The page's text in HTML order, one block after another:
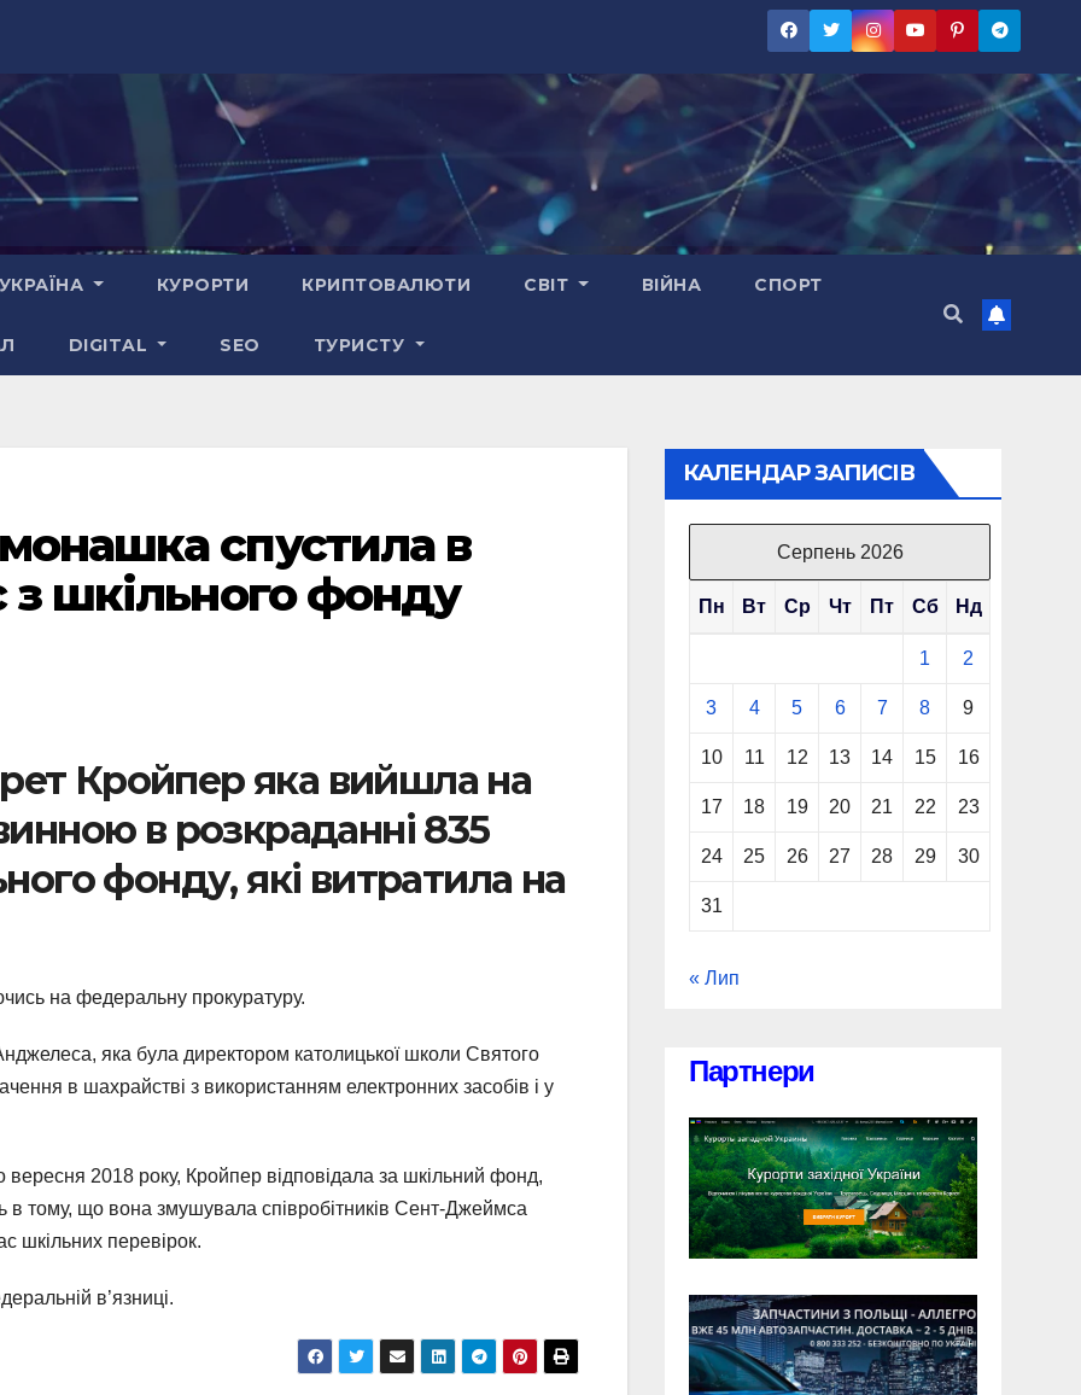
УКРАЇНА КУРОРТИ КРИПТОВАЛЮТИ СВІТ ВІЙНА СПОРТ
DIGITAL SEO ТУРИСТУ
спустила в
з шкільного фонду
Кройпер яка вийшла на
в розкраданні 835
фонду, які витратила на
на федеральну прокуратуру.
яка була директором католицької школи Святого
в шахрайстві з використанням електронних засобів і у
2018 року, Кройпер відповідала за шкільний фонд,
в тому, що вона змушувала співробітників Сент-Джеймса
шкільних перевірок.
в’язниці.
КАЛЕНДАР ЗАПИСІВ
Серпень 2026
Пн Вт Ср Чт Пт Сб Нд
1 2
3 4 5 6 7 8 9
10 11 12 13 14 15 16
17 18 19 20 21 22 23
24 25 26 27 28 29 30
31
« Лип
Партнери